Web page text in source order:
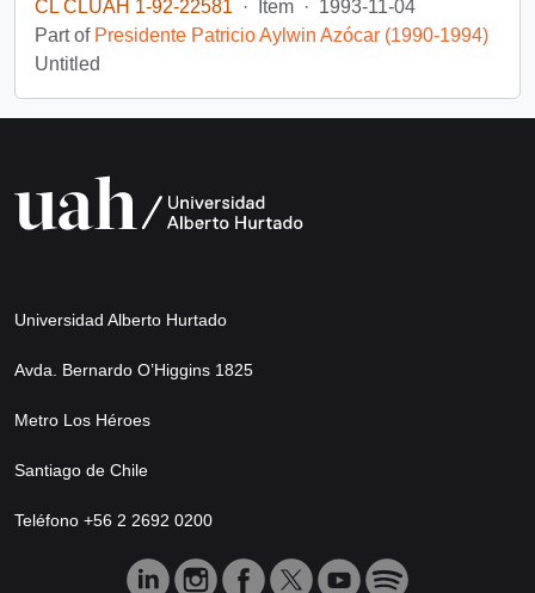
CL CLUAH 1-92-22581
· Item · 1993-11-04
Part of Presidente Patricio Aylwin Azócar (1990-1994)
Untitled
Universidad Alberto Hurtado
Avda. Bernardo O’Higgins 1825
Metro Los Héroes
Santiago de Chile
Teléfono +56 2 2692 0200